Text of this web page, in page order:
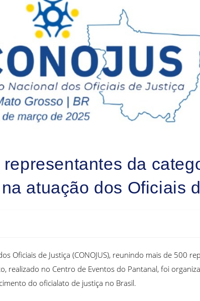
da
atuação dos Oficiais
Oficiais de Justiça (CONOJUS), reunindo mais de 500
no Centro de Eventos do Pantanal, foi
do oficialato de justiça no Brasil.